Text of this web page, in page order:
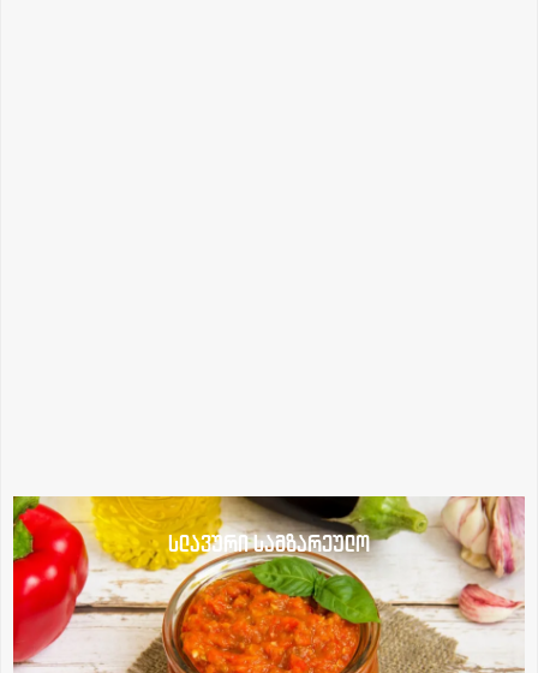
სლავური სამზარეულო